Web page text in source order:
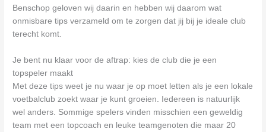
Benschop geloven wij daarin en hebben wij daarom wat
onmisbare tips verzameld om te zorgen dat jij bij je ideale club
terecht komt.
Je bent nu klaar voor de aftrap: kies de club die je een
topspeler maakt
Met deze tips weet je nu waar je op moet letten als je een lokale
voetbalclub zoekt waar je kunt groeien. Iedereen is natuurlijk
wel anders. Sommige spelers vinden misschien een geweldig
team met een topcoach en leuke teamgenoten die maar 20